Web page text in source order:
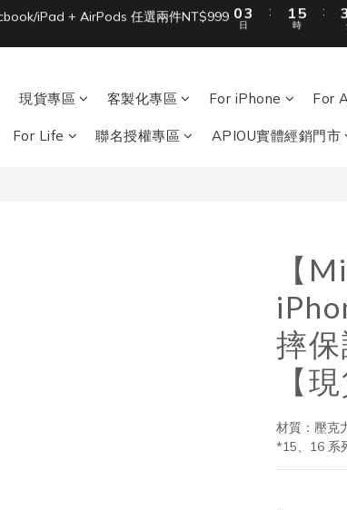
單筆滿 NT$1500 即享免運 🚚
1
0
3
2
1
1
單筆滿 NT$1500 即享免運 🚚
現貨專區 客製化專區 For iPhone For
For Life 聯名授權專區 APIOU實體經銷門市
【
摔
【
材質：壓克
*15、16 系